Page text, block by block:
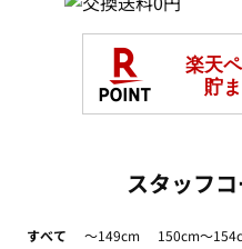
スタッフ
すべて ～149cm 150cm～